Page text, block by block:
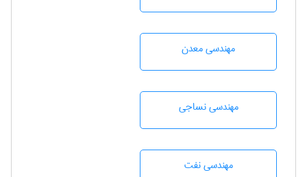
مهندسی معدن
مهندسي نساجی
مهندسی نفت